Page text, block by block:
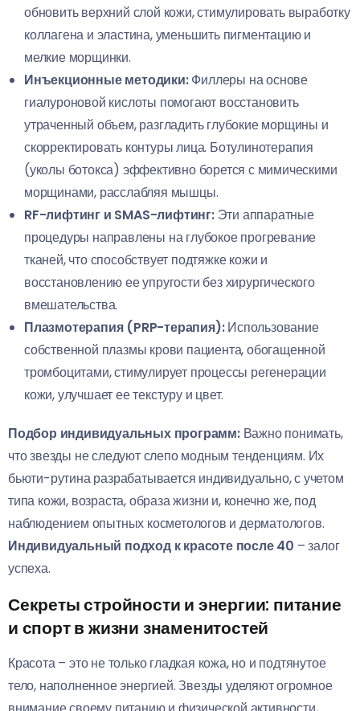
обновить верхний слой кожи, стимулировать выработку
коллагена и эластина, уменьшить пигментацию и
мелкие морщинки.
Инъекционные методики:Филлеры на основе
гиалуроновой кислоты помогают восстановить
утраченный объем, разгладить глубокие морщины и
скорректировать контуры лица. Ботулинотерапия
(уколы ботокса) эффективно борется с мимическими
морщинами, расслабляя мышцы.
RF-лифтинг и SMAS-лифтинг:Эти аппаратные
процедуры направлены на глубокое прогревание
тканей, что способствует подтяжке кожи и
восстановлению ее упругости без хирургического
вмешательства.
Плазмотерапия (PRP-терапия):Использование
собственной плазмы крови пациента, обогащенной
тромбоцитами, стимулирует процессы регенерации
кожи, улучшает ее текстуру и цвет.
Подбор индивидуальных программ:Важно понимать,
что звезды не следуют слепо модным тенденциям. Их
бьюти-рутина разрабатывается индивидуально, с учетом
типа кожи, возраста, образа жизни и, конечно же, под
наблюдением опытных косметологов и дерматологов.
Индивидуальный подход к красоте после 40 – залог
успеха.
Секреты стройности и энергии: питание
и спорт в жизни знаменитостей
Красота – это не только гладкая кожа, но и подтянутое
тело, наполненное энергией. Звезды уделяют огромное